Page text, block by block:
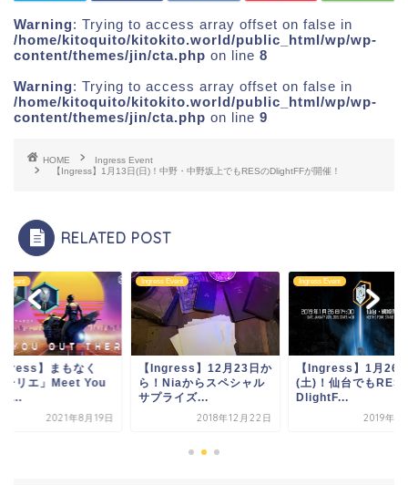
Warning: Trying to access array offset on false in
/home/kitoquito/kitokito.world/public_html/wp/wp-
content/themes/jin/cta.php on line 8
Warning: Trying to access array offset on false in
/home/kitoquito/kitokito.world/public_html/wp/wp-
content/themes/jin/cta.php on line 9
HOME
Ingress Event
【Ingress】1月13日(日)！中野・中野坂上でもRESのDlightFFが開催！
RELATED POST
Event
】まもなく
ーリエ」Meet You
T...
2021年8月19日
Ingress Event
【Ingress】12月23日か
ら！Niaからスペシャル
サプライズ...
2018年12月22日
Ingress Event
【Ingress】1月26
(土)！仙台でもRES
DlightF...
2019年1